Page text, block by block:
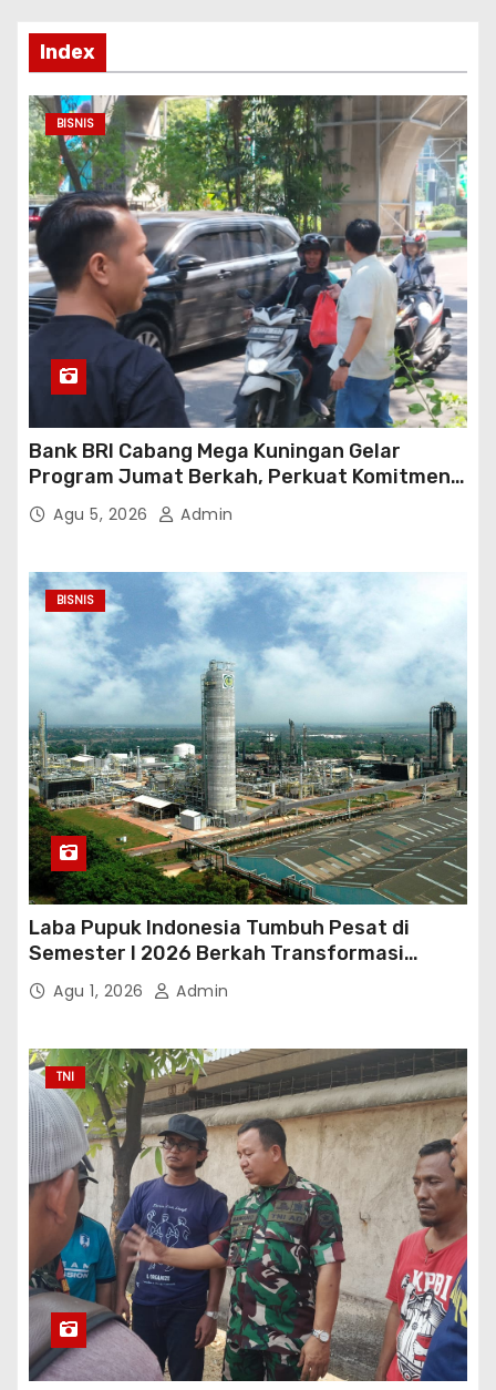
Index
BISNIS
Bank BRI Cabang Mega Kuningan Gelar
Program Jumat Berkah, Perkuat Komitmen
untuk Saling Berbagai Kepada Masyarakat
Sekitar Kawasan Mega Kuningan
Agu 5, 2026 Admin
BISNIS
Laba Pupuk Indonesia Tumbuh Pesat di
Semester I 2026 Berkah Transformasi
Danantara
Agu 1, 2026 Admin
TNI